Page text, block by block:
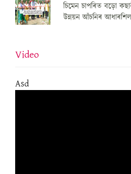
চিমেন চাপৰিত বড়ো
উন্নয়ন আঁচনিৰ
Video
Asd